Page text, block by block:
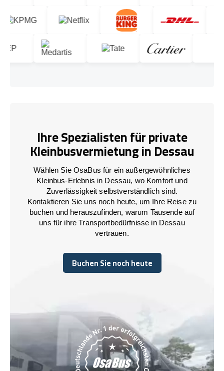
Ihre Spezialisten für private
Kleinbusvermietung in Dessau
Wählen Sie OsaBus für ein außergewöhnliches
Kleinbus-Erlebnis in Dessau, wo Komfort und
Zuverlässigkeit selbstverständlich sind.
Kontaktieren Sie uns noch heute, um Ihre Reise zu
buchen und herauszufinden, warum Tausende auf
uns für ihre Transportbedürfnisse in Dessau
vertrauen.
Buchen Sie noch heute
Buchen Sie noch heute